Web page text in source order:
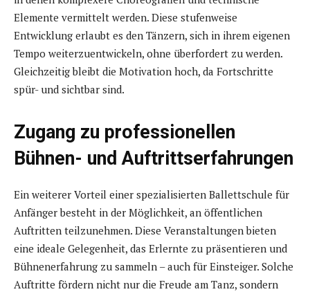
Elemente vermittelt werden. Diese stufenweise
Entwicklung erlaubt es den Tänzern, sich in ihrem eigenen
Tempo weiterzuentwickeln, ohne überfordert zu werden.
Gleichzeitig bleibt die Motivation hoch, da Fortschritte
spür- und sichtbar sind.
Zugang zu professionellen
Bühnen- und Auftrittserfahrungen
Ein weiterer Vorteil einer spezialisierten Ballettschule für
Anfänger besteht in der Möglichkeit, an öffentlichen
Auftritten teilzunehmen. Diese Veranstaltungen bieten
eine ideale Gelegenheit, das Erlernte zu präsentieren und
Bühnenerfahrung zu sammeln – auch für Einsteiger. Solche
Auftritte fördern nicht nur die Freude am Tanz, sondern